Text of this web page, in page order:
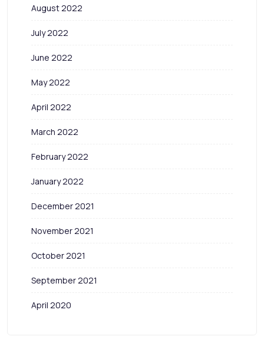
August 2022
July 2022
June 2022
May 2022
April 2022
March 2022
February 2022
January 2022
December 2021
November 2021
October 2021
September 2021
April 2020